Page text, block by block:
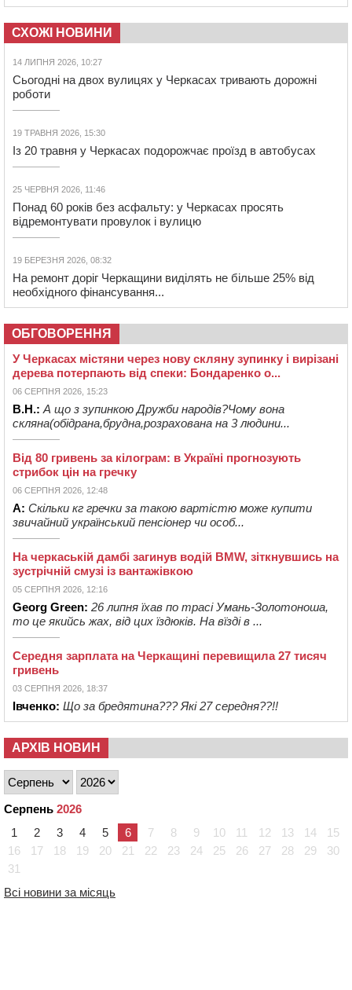
СХОЖІ НОВИНИ
14 ЛИПНЯ 2026, 10:27
Сьогодні на двох вулицях у Черкасах тривають дорожні
роботи
19 ТРАВНЯ 2026, 15:30
Із 20 травня у Черкасах подорожчає проїзд в автобусах
25 ЧЕРВНЯ 2026, 11:46
Понад 60 років без асфальту: у Черкасах просять
відремонтувати провулок і вулицю
19 БЕРЕЗНЯ 2026, 08:32
На ремонт доріг Черкащини виділять не більше 25% від
необхідного фінансування...
ОБГОВОРЕННЯ
У Черкасах містяни через нову скляну зупинку і вирізані
дерева потерпають від спеки: Бондаренко о...
06 СЕРПНЯ 2026, 15:23
В.Н.: А що з зупинкою Дружби народів?Чому вона
скляна(обідрана,брудна,розрахована на 3 людини...
Від 80 гривень за кілограм: в Україні прогнозують
стрибок цін на гречку
06 СЕРПНЯ 2026, 12:48
А: Скільки кг гречки за такою вартістю може купити
звичайний український пенсіонер чи особ...
На черкаській дамбі загинув водій BMW, зіткнувшись на
зустрічній смузі із вантажівкою
05 СЕРПНЯ 2026, 12:16
Georg Green: 26 липня їхав по трасі Умань-Золотоноша,
то це якийсь жах, від цих їздюків. На вїзді в ...
Середня зарплата на Черкащині перевищила 27 тисяч
гривень
03 СЕРПНЯ 2026, 18:37
Івченко: Що за бредятина??? Які 27 середня??!!
АРХІВ НОВИН
Серпень 2026
1
2 3 4 5 6 7 8 9 10 11 12 13 14
15
16
17 18 19 20 21 22 23 24 25 26 27 28 29
30
31
Всі новини за місяць